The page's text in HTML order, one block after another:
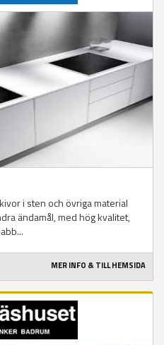
i sten och övriga material
ändamål, med hög kvalitet,
MER INFO & TILL HEMSIDA